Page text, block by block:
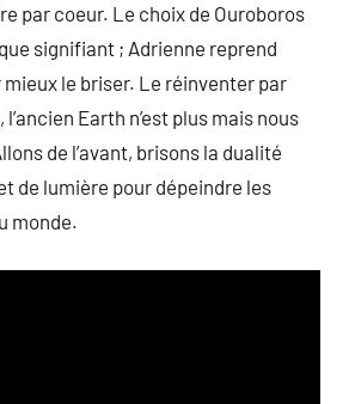
par coeur. Le choix de Ouroboros
signifiant ; Adrienne reprend
mieux le briser. Le réinventer par
Earth n’est plus mais nous
de l’avant, brisons la dualité
de lumière pour dépeindre les
monde.